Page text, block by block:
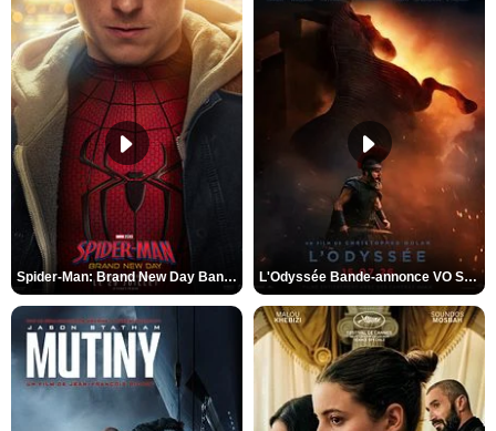
Spider-Man: Brand New Day Bande-annonce VO STFR L'Odyssée Bande-annonce VO STFR